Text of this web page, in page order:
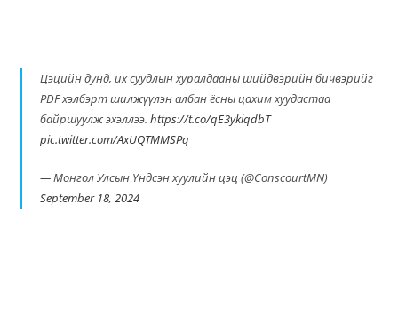
Цэцийн дунд, их суудлын хуралдааны шийдвэрийн бичвэрийг
PDF хэлбэрт шилжүүлэн албан ёсны цахим хуудастаа
байршуулж эхэллээ.https://t.co/qE3ykiqdbT
pic.twitter.com/AxUQTMMSPq
— Монгол Улсын Үндсэн хуулийн цэц (@ConscourtMN)
September 18, 2024